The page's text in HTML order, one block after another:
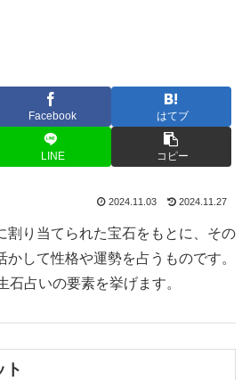
Facebook はてブ
LINE コピー
2024.11.03 2024.11.27
割り当てられた宝石をもとに、その
して性格や運勢を占うものです。
石占いの要素を挙げます。
ト